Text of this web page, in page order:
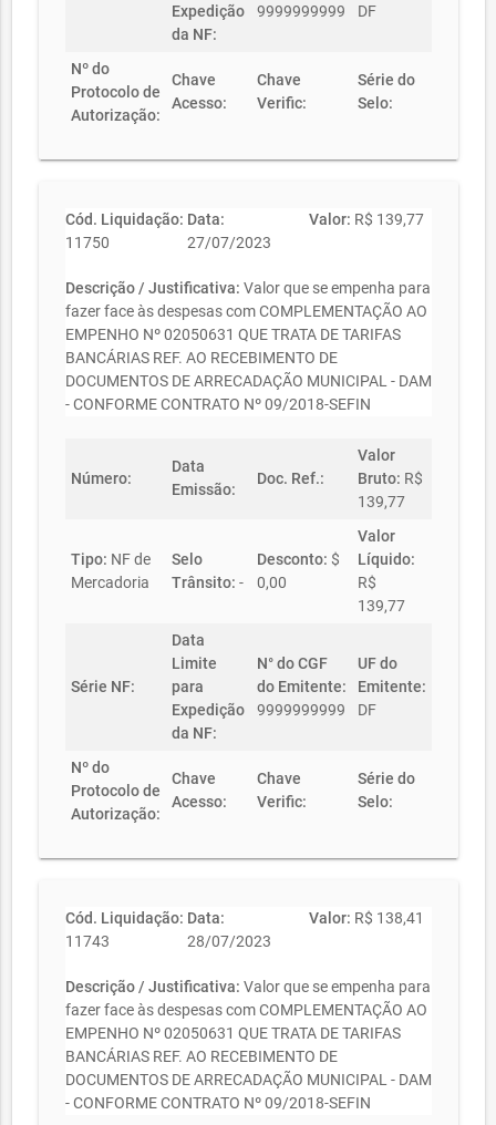
Expedição
da NF:
9999999999 DF
Nº do
Protocolo de
Autorização:
Chave
Acesso:
Chave
Verific:
Série do
Selo:
Cód. Liquidação:
11750
Data:
27/07/2023
Valor: R$ 139,77
Descrição / Justificativa: Valor que se empenha para
fazer face às despesas com COMPLEMENTAÇÃO AO
EMPENHO Nº 02050631 QUE TRATA DE TARIFAS
BANCÁRIAS REF. AO RECEBIMENTO DE
DOCUMENTOS DE ARRECADAÇÃO MUNICIPAL - DAM
- CONFORME CONTRATO Nº 09/2018-SEFIN
Número:
Data
Emissão:
Doc. Ref.:
Valor
Bruto: R$
139,77
Tipo: NF de
Mercadoria
Selo
Trânsito: -
Desconto: $
0,00
Valor
Líquido:
R$
139,77
Série NF:
Data
Limite
para
Expedição
da NF:
N° do CGF
do Emitente:
9999999999
UF do
Emitente:
DF
Nº do
Protocolo de
Autorização:
Chave
Acesso:
Chave
Verific:
Série do
Selo:
Cód. Liquidação:
11743
Data:
28/07/2023
Valor: R$ 138,41
Descrição / Justificativa: Valor que se empenha para
fazer face às despesas com COMPLEMENTAÇÃO AO
EMPENHO Nº 02050631 QUE TRATA DE TARIFAS
BANCÁRIAS REF. AO RECEBIMENTO DE
DOCUMENTOS DE ARRECADAÇÃO MUNICIPAL - DAM
- CONFORME CONTRATO Nº 09/2018-SEFIN